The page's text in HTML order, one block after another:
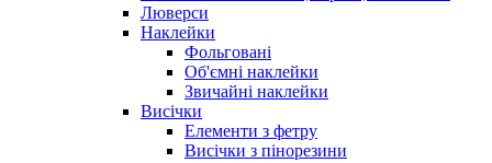
Люверси
Наклейки
Фольговані
Об'ємні наклейки
Звичайні наклейки
Висічки
Елементи з фетру
Висічки з пінорезини